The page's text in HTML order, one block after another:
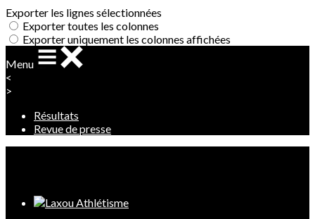
Exporter les lignes sélectionnées
Exporter toutes les colonnes
Exporter uniquement les colonnes affichées
Menu
<
>
Résultats
Revue de presse